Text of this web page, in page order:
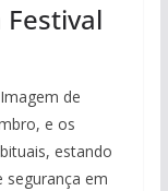
de
e os
estando
segurança em